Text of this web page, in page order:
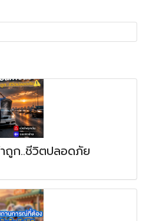
ถูก..ชีวิตปลอดภัย